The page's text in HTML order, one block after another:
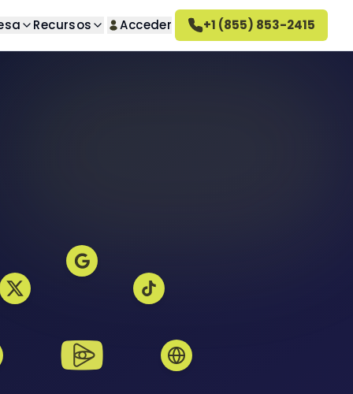
Recursos Acceder +1 (855) 853-2415